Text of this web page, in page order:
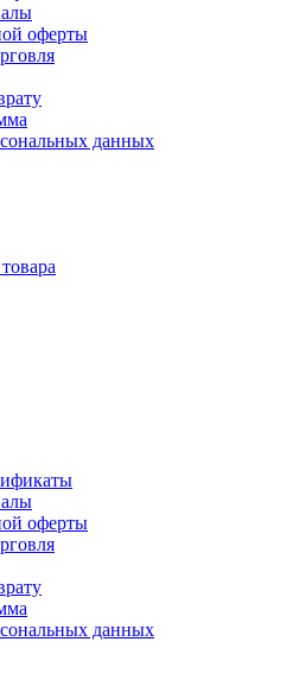
оферты
данных
оферты
данных